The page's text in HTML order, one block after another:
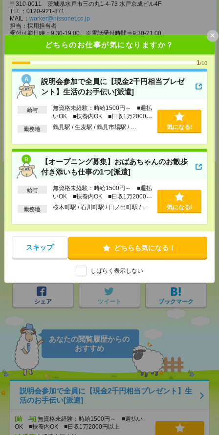
どちらのお仕事が気になりますか？
1/10
説明会参加で全員に【現金2千円相当プレゼ
ント】生活のお手伝い[派遣]
給与
無資格未経験：時給1500円～ ■週払
いOK ■扶養内OK ■日収1万2000円
以上
勤務地 鶴見駅 / 生麦駅 / 鶴見市場駅 / … 気になる!
【オープニング募集】おばあちゃんのお散歩
付き添いも仕事の1つ[派遣]
給与
無資格未経験：時給1500円～ ■週払
いOK ■扶養内OK ■日収1万2000円
以上
勤務地 桜木町駅 / 石川町駅 / 日ノ出町駅 / … 気になる!
スキップ どちらも気になる！
しばらく表示しない
×
〒310-0011 茨城県水戸市三の丸1-4-73 水戸京成ビル4F
TEL：0120-921-871
MAIL： worker@nissonet.co.jp
担当：採用担当者
受付可能日時：9:30-19:00 ※電話受付時間⇒9:30-21:00
宇都宮支社
TEL：0120-921-871
MAIL：worker@nissonet.co.jp
担当：採用担当者
受付可能日時：9:30-19:00 ※電話受付時間⇒9:30-21:00
埼玉県さいたま市大宮区仲町2-23-2 大宮仲町センタービル3F（さいたま
TEL：0120-921-871
MAIL：worker@nissonet.co.jp
受付可能日時：9:30-19:00 ※電話受付時間⇒9:30-21:00
応募ページへ
気になる！
シェア ツイート ブックマーク
あなたの閲覧履歴からの
おすすめ
説明会参加で全員に【現金2千円相当プレゼント】生
活のお手伝い[派遣]
[給 与] 無資格未経験：時給1500円～ ■週払い
OK ■扶養内OK ■日収1万2000円以上